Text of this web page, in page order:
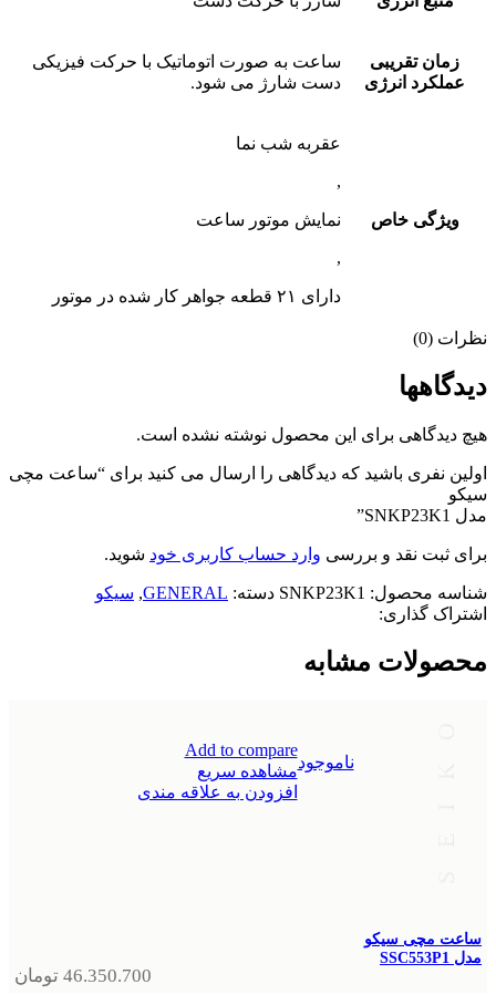
زمان تقریبی
عملکرد انرژی
ساعت به صورت اتوماتیک با حرکت فیزیکی
دست شارژ می شود.
ویژگی خاص
عقربه شب نما
,
نمایش موتور ساعت
,
دارای ۲۱ قطعه جواهر کار شده در موتور
نظرات (0)
دیدگاهها
هیچ دیدگاهی برای این محصول نوشته نشده است.
اولین نفری باشید که دیدگاهی را ارسال می کنید برای “ساعت مچی
سیکو
مدل SNKP23K1”
برای ثبت نقد و بررسی وارد حساب کاربری خود شوید.
شناسه محصول: SNKP23K1 دسته: GENERAL
, سیکو
اشتراک گذاری:
محصولات مشابه
ناموجود
Add to compare
مشاهده سریع
افزودن به علاقه مندی
ساعت مچی سیکو
مدل SSC553P1
46.350.700 تومان